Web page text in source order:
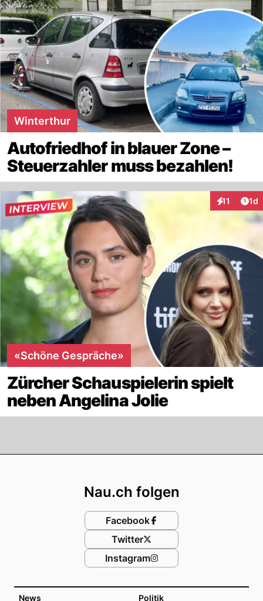
Winterthur
Autofriedhof in blauer Zone –
Steuerzahler muss bezahlen!
11 1d
«Schöne Gespräche»
Zürcher Schauspielerin spielt
neben Angelina Jolie
News Politik
Nau.ch folgen
Facebook
Twitter
Instagram